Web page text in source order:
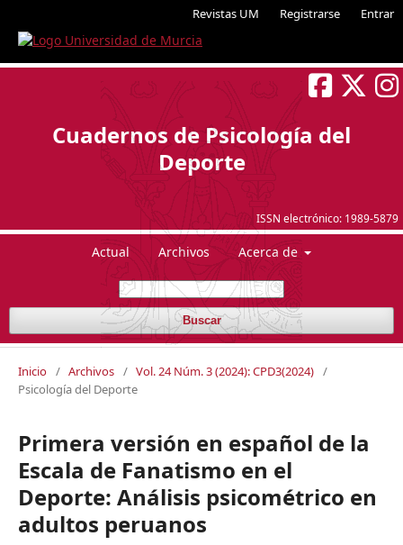
Revistas UM Registrarse Entrar
ISSN electrónico: 1989-5879
Cuadernos de Psicología del
Deporte
Actual Archivos Acerca de
Buscar
Inicio / Archivos / Vol. 24 Núm. 3 (2024): CPD3(2024) /
Psicología del Deporte
Primera versión en español de la
Escala de Fanatismo en el
Deporte: Análisis psicométrico en
adultos peruanos